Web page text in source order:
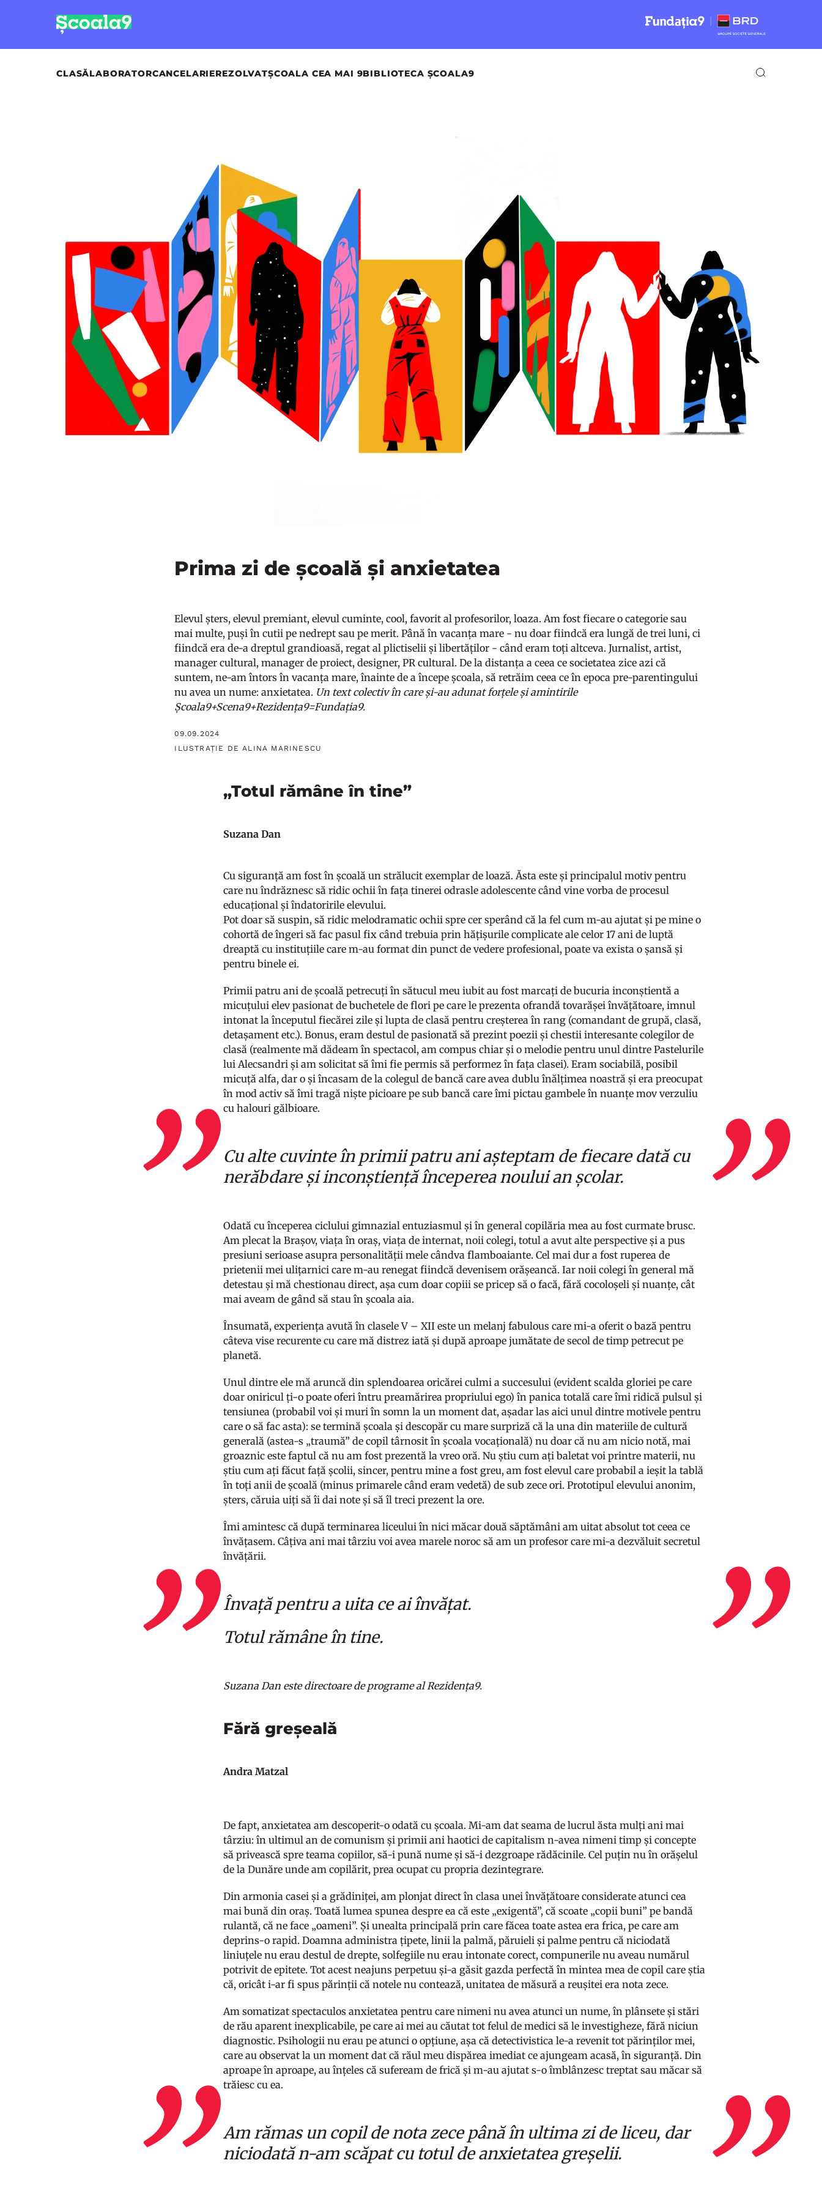
CLASĂLABORATORCANCELARIEREZOLVATȘCOALA CEA MAI 9BIBLIOTECA ȘCOALA9
Prima zi de școală și anxietatea
Elevul șters, elevul premiant, elevul cuminte, cool, favorit al profesorilor, loaza. Am fost fiecare o categorie sau
mai multe, puși în cutii pe nedrept sau pe merit. Până în vacanța mare - nu doar fiindcă era lungă de trei luni, ci
fiindcă era de-a dreptul grandioasă, regat al plictiselii și libertăților - când eram toți altceva. Jurnalist, artist,
manager cultural, manager de proiect, designer, PR cultural. De la distanța a ceea ce societatea zice azi că
suntem, ne-am întors în vacanța mare, înainte de a începe școala, să retrăim ceea ce în epoca pre-parentingului
nu avea un nume: anxietatea. Un text colectiv în care și-au adunat forțele și amintirile
Școala9+Scena9+Rezidența9=Fundația9.
09.09.2024
ILUSTRAȚIE DE ALINA MARINESCU
„Totul rămâne în tine”
Suzana Dan
Cu siguranță am fost în școală un strălucit exemplar de loază. Ăsta este și principalul motiv pentru
care nu îndrăznesc să ridic ochii în fața tinerei odrasle adolescente când vine vorba de procesul
educațional și îndatoririle elevului.
Pot doar să suspin, să ridic melodramatic ochii spre cer sperând că la fel cum m-au ajutat și pe mine o
cohortă de îngeri să fac pasul fix când trebuia prin hățișurile complicate ale celor 17 ani de luptă
dreaptă cu instituțiile care m-au format din punct de vedere profesional, poate va exista o șansă și
pentru binele ei.
Primii patru ani de școală petrecuți în sătucul meu iubit au fost marcați de bucuria inconștientă a
micuțului elev pasionat de buchetele de flori pe care le prezenta ofrandă tovarășei învățătoare, imnul
intonat la începutul fiecărei zile și lupta de clasă pentru creșterea în rang (comandant de grupă, clasă,
detașament etc.). Bonus, eram destul de pasionată să prezint poezii și chestii interesante colegilor de
clasă (realmente mă dădeam în spectacol, am compus chiar și o melodie pentru unul dintre Pastelurile
lui Alecsandri și am solicitat să îmi fie permis să performez în fața clasei). Eram sociabilă, posibil
micuță alfa, dar o și încasam de la colegul de bancă care avea dublu înălțimea noastră și era preocupat
în mod activ să îmi tragă niște picioare pe sub bancă care îmi pictau gambele în nuanțe mov verzuliu
cu halouri gălbioare.
Cu alte cuvinte în primii patru ani așteptam de fiecare dată cu
nerăbdare și inconștiență începerea noului an școlar.
Odată cu începerea ciclului gimnazial entuziasmul și în general copilăria mea au fost curmate brusc.
Am plecat la Brașov, viața în oraș, viața de internat, noii colegi, totul a avut alte perspective și a pus
presiuni serioase asupra personalității mele cândva flamboaiante. Cel mai dur a fost ruperea de
prietenii mei ulițarnici care m-au renegat fiindcă devenisem orășeancă. Iar noii colegi în general mă
detestau și mă chestionau direct, așa cum doar copiii se pricep să o facă, fără cocoloșeli și nuanțe, cât
mai aveam de gând să stau în școala aia.
Însumată, experiența avută în clasele V – XII este un melanj fabulous care mi-a oferit o bază pentru
câteva vise recurente cu care mă distrez iată și după aproape jumătate de secol de timp petrecut pe
planetă.
Unul dintre ele mă aruncă din splendoarea oricărei culmi a succesului (evident scalda gloriei pe care
doar oniricul ți-o poate oferi întru preamărirea propriului ego) în panica totală care îmi ridică pulsul și
tensiunea (probabil voi și muri în somn la un moment dat, așadar las aici unul dintre motivele pentru
care o să fac asta): se termină școala și descopăr cu mare surpriză că la una din materiile de cultură
generală (astea-s „traumă” de copil târnosit în școala vocațională) nu doar că nu am nicio notă, mai
groaznic este faptul că nu am fost prezentă la vreo oră. Nu știu cum ați baletat voi printre materii, nu
știu cum ați făcut față școlii, sincer, pentru mine a fost greu, am fost elevul care probabil a ieșit la tablă
în toți anii de școală (minus primarele când eram vedetă) de sub zece ori. Prototipul elevului anonim,
șters, căruia uiți să îi dai note și să îl treci prezent la ore.
Îmi amintesc că după terminarea liceului în nici măcar două săptămâni am uitat absolut tot ceea ce
învățasem. Câțiva ani mai târziu voi avea marele noroc să am un profesor care mi-a dezvăluit secretul
învățării.
Învață pentru a uita ce ai învățat.
Totul rămâne în tine.
Suzana Dan este directoare de programe al Rezidența9.
Fără greșeală
Andra Matzal
De fapt, anxietatea am descoperit-o odată cu școala. Mi-am dat seama de lucrul ăsta mulți ani mai
târziu: în ultimul an de comunism și primii ani haotici de capitalism n-avea nimeni timp și concepte
să privească spre teama copiilor, să-i pună nume și să-i dezgroape rădăcinile. Cel puțin nu în orășelul
de la Dunăre unde am copilărit, prea ocupat cu propria dezintegrare.
Din armonia casei și a grădiniței, am plonjat direct în clasa unei învățătoare considerate atunci cea
mai bună din oraș. Toată lumea spunea despre ea că este „exigentă”, că scoate „copii buni” pe bandă
rulantă, că ne face „oameni”. Și unealta principală prin care făcea toate astea era frica, pe care am
deprins-o rapid. Doamna administra țipete, linii la palmă, păruieli și palme pentru că niciodată
liniuțele nu erau destul de drepte, solfegiile nu erau intonate corect, compunerile nu aveau numărul
potrivit de epitete. Tot acest neajuns perpetuu și-a găsit gazda perfectă în mintea mea de copil care știa
că, oricât i-ar fi spus părinții că notele nu contează, unitatea de măsură a reușitei era nota zece.
Am somatizat spectaculos anxietatea pentru care nimeni nu avea atunci un nume, în plânsete și stări
de rău aparent inexplicabile, pe care ai mei au căutat tot felul de medici să le investigheze, fără niciun
diagnostic. Psihologii nu erau pe atunci o opțiune, așa că detectivistica le-a revenit tot părinților mei,
care au observat la un moment dat că răul meu dispărea imediat ce ajungeam acasă, în siguranță. Din
aproape în aproape, au înțeles că sufeream de frică și m-au ajutat s-o îmblânzesc treptat sau măcar să
trăiesc cu ea.
Am rămas un copil de nota zece până în ultima zi de liceu, dar
niciodată n-am scăpat cu totul de anxietatea greșelii.